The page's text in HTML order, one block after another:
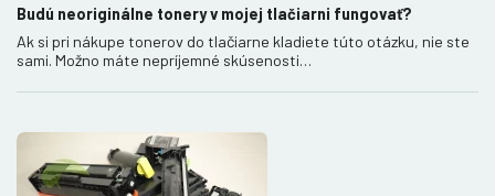
Budú neoriginálne tonery v mojej tlačiarni fungovať?
Ak si pri nákupe tonerov do tlačiarne kladiete túto otázku, nie ste
sami. Možno máte nepríjemné skúsenosti…